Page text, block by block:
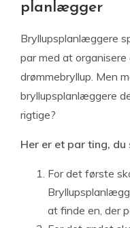
planlægger
Bryllupsplanlæggere
par med at
drømmebryllup. Men
bryllupsplanlæggere
rigtige?
Her er et par ting, du
For det første
at finde en, der